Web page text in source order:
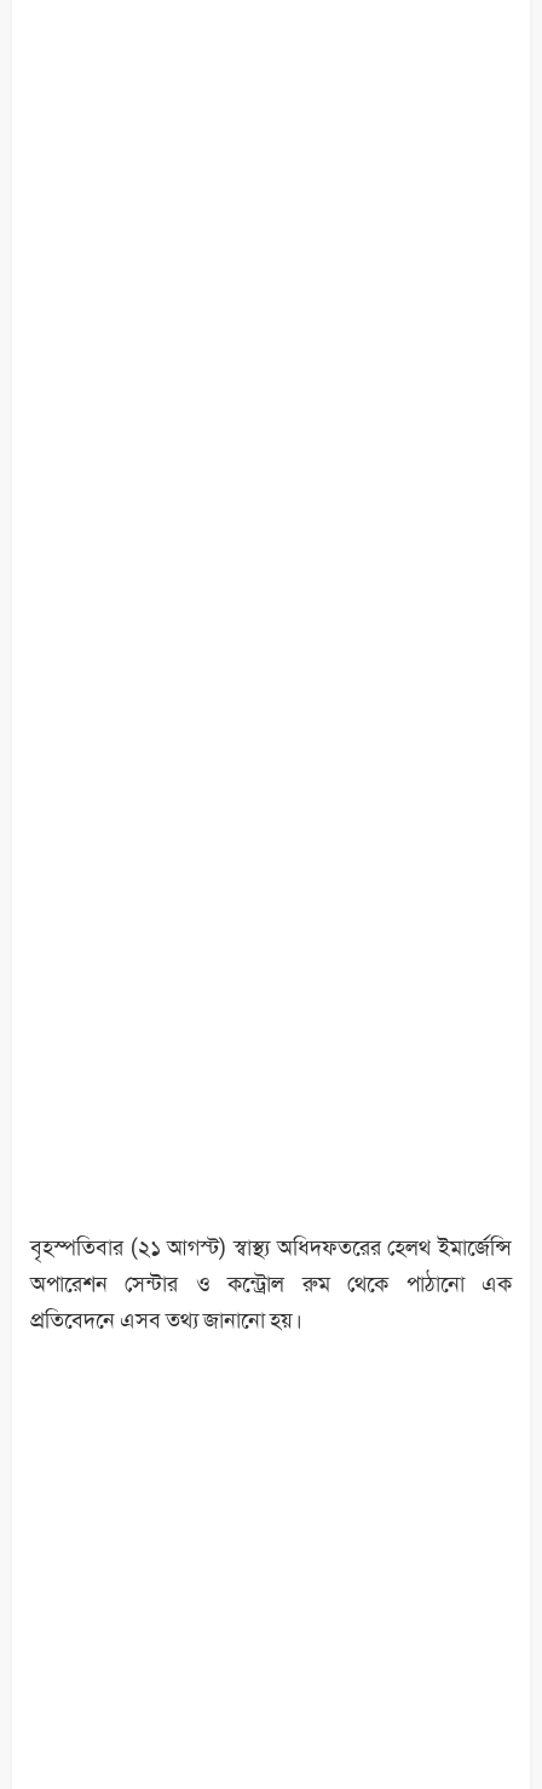
বৃহস্পতিবার (২১ আগস্ট) স্বাস্থ্য অধিদফতরের হেলথ ইমার্জেন্সি
অপারেশন সেন্টার ও কন্ট্রোল রুম থেকে পাঠানো এক
প্রতিবেদনে এসব তথ্য জানানো হয়।